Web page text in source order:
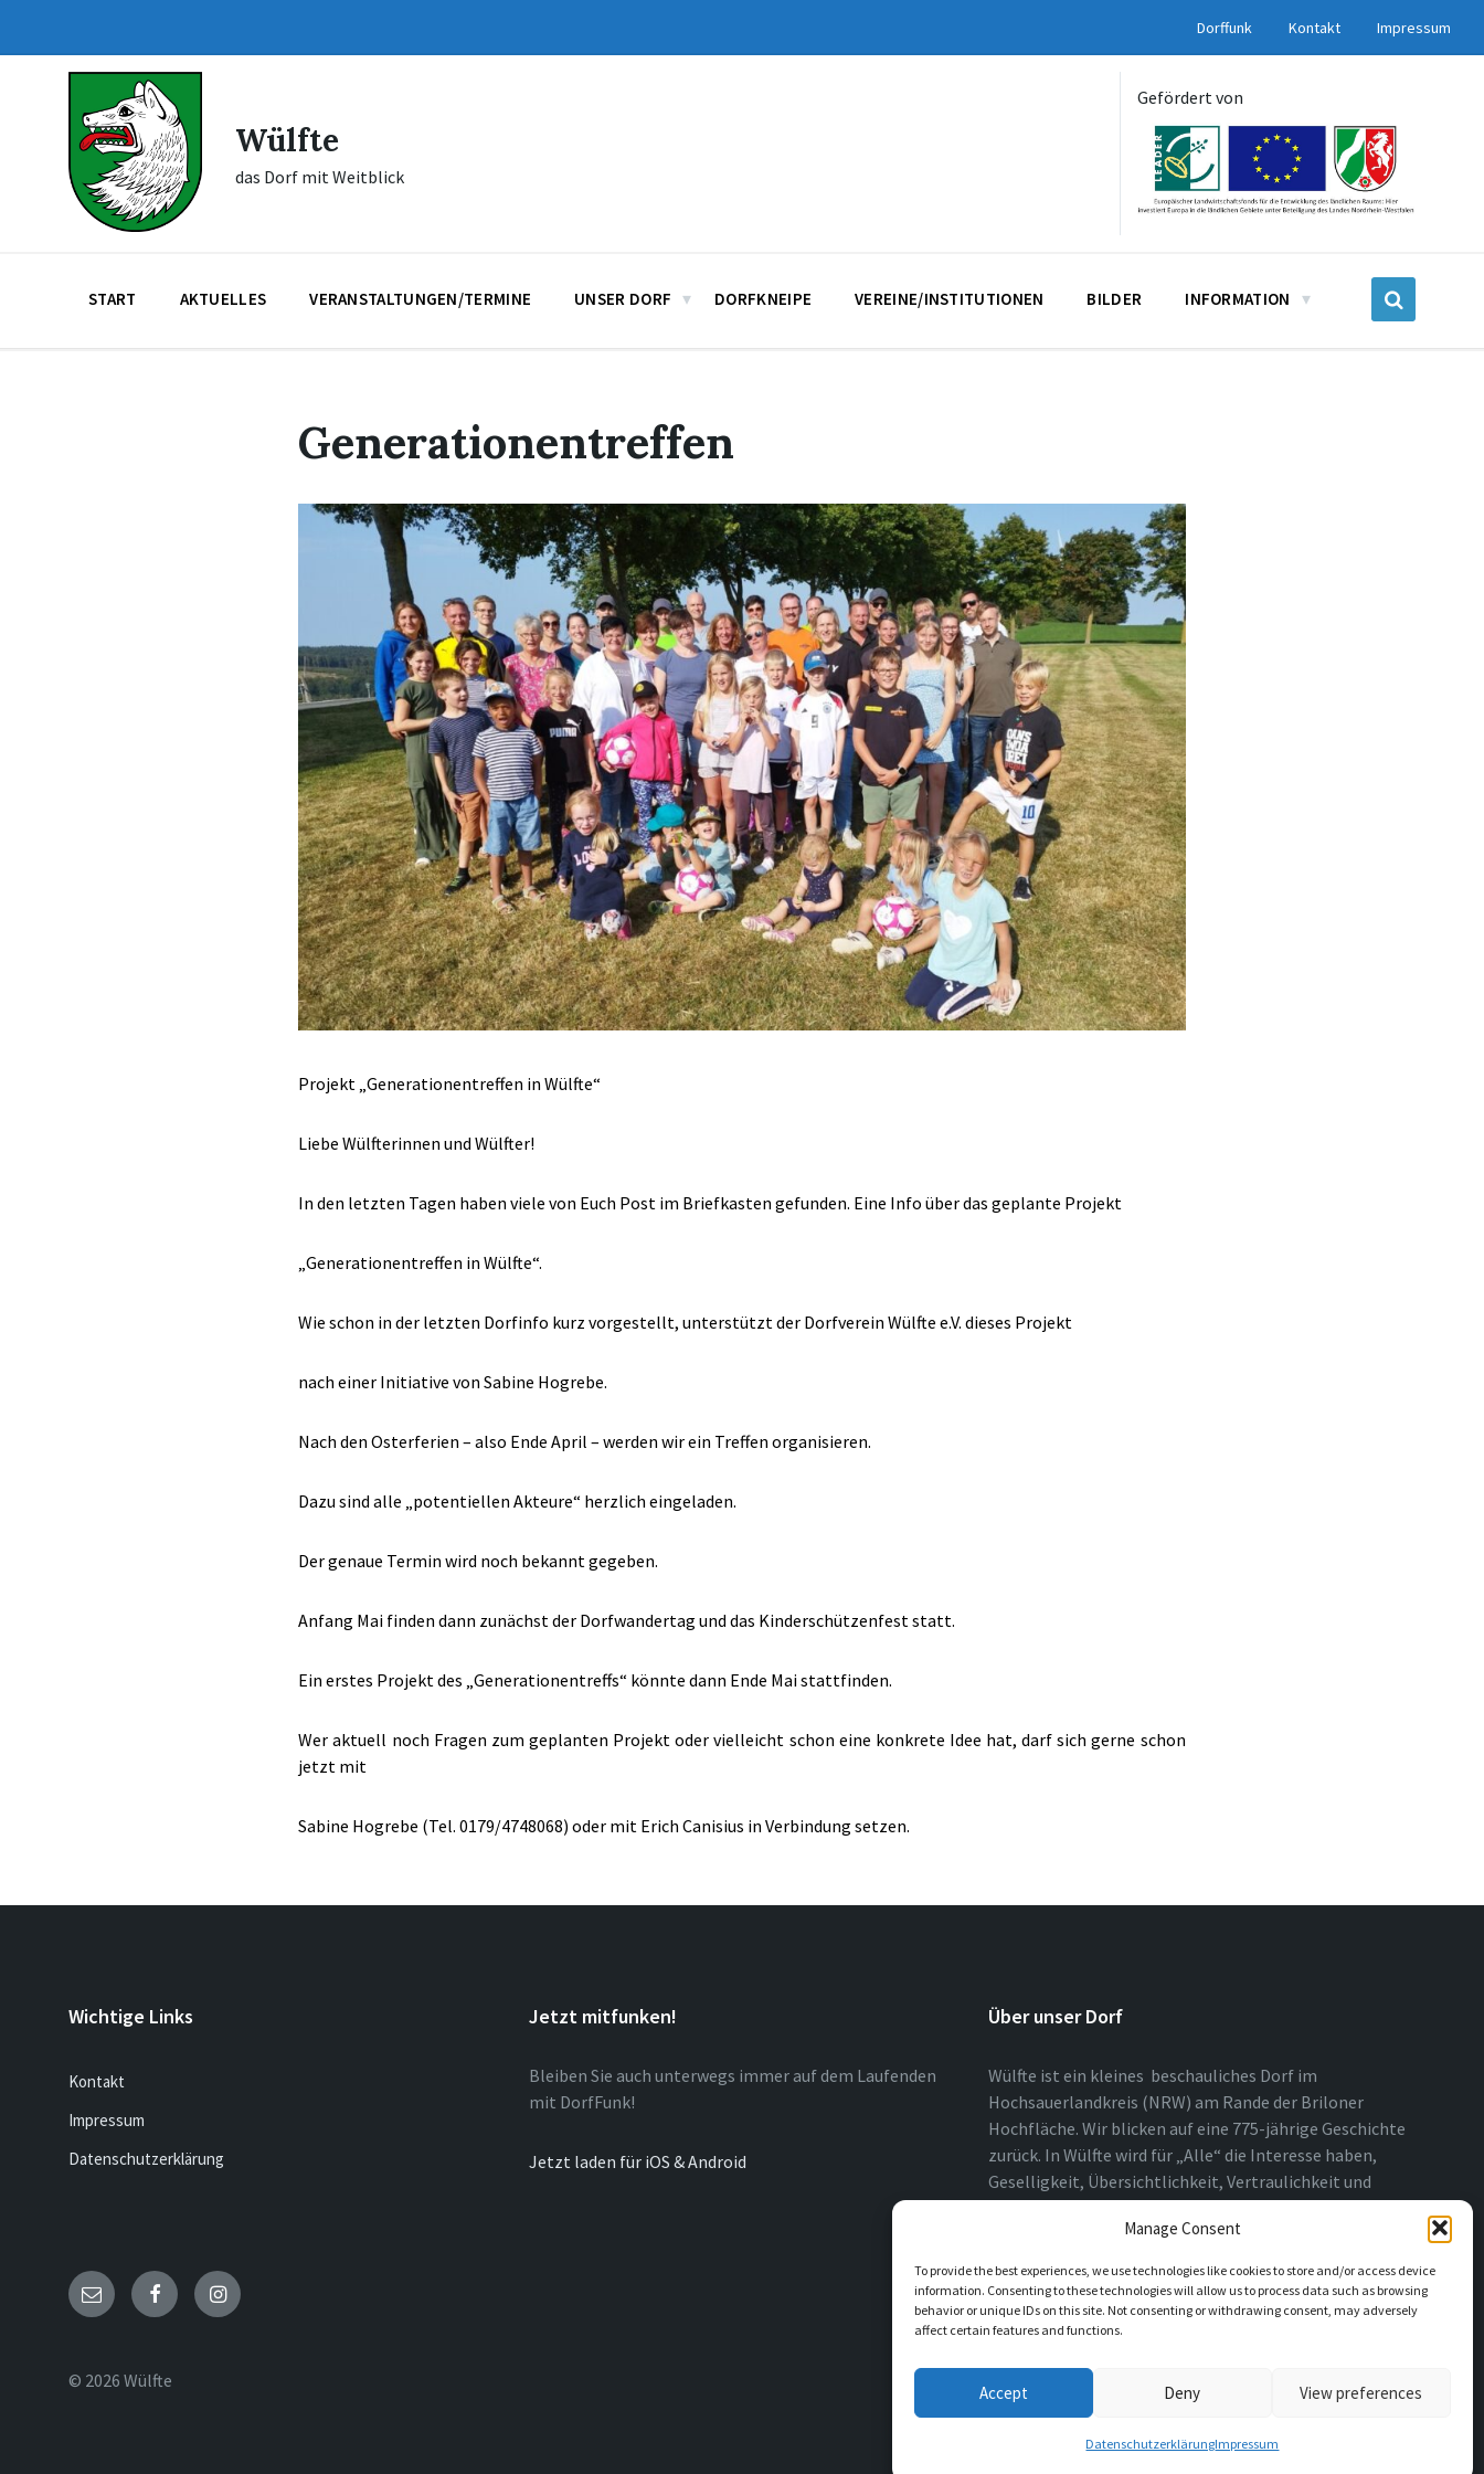
Manage Consent
To provide the best experiences, we use technologies like cookies to store and/or access device
information. Consenting to these technologies will allow us to process data such as browsing
behavior or unique IDs on this site. Not consenting or withdrawing consent, may adversely
affect certain features and functions.
Accept Deny View preferences
DatenschutzerklärungImpressum
navigation
Dorffunk Kontakt Impressum
Wülfte
das Dorf mit Weitblick
Gefördert von
START AKTUELLES VERANSTALTUNGEN/TERMINE UNSER DORF DORFKNEIPE VEREINE/INSTITUTIONEN BILDER INFORMATION
Generationentreffen
Projekt „Generationentreffen in Wülfte“
Liebe Wülfterinnen und Wülfter!
In den letzten Tagen haben viele von Euch Post im Briefkasten gefunden. Eine Info über das geplante Projekt
„Generationentreffen in Wülfte“.
Wie schon in der letzten Dorfinfo kurz vorgestellt, unterstützt der Dorfverein Wülfte e.V. dieses Projekt
nach einer Initiative von Sabine Hogrebe.
Nach den Osterferien – also Ende April – werden wir ein Treffen organisieren.
Dazu sind alle „potentiellen Akteure“ herzlich eingeladen.
Der genaue Termin wird noch bekannt gegeben.
Anfang Mai finden dann zunächst der Dorfwandertag und das Kinderschützenfest statt.
Ein erstes Projekt des „Generationentreffs“ könnte dann Ende Mai stattfinden.
Wer aktuell noch Fragen zum geplanten Projekt oder vielleicht schon eine konkrete Idee hat, darf sich gerne schon
jetzt mit
Sabine Hogrebe (Tel. 0179/4748068) oder mit Erich Canisius in Verbindung setzen.
Wichtige Links
Kontakt
Impressum
Datenschutzerklärung
Jetzt mitfunken!
Bleiben Sie auch unterwegs immer auf dem Laufenden
mit DorfFunk!
Jetzt laden für iOS & Android
Über unser Dorf
Wülfte ist ein kleines beschauliches Dorf im
Hochsauerlandkreis (NRW) am Rande der Briloner
Hochfläche. Wir blicken auf eine 775-jährige Geschichte
zurück. In Wülfte wird für „Alle“ die Interesse haben,
Geselligkeit, Übersichtlichkeit, Vertraulichkeit und
Nähe über das ganze Jahr gelebt.
Email FacebookInstagram
© 2026 Wülfte